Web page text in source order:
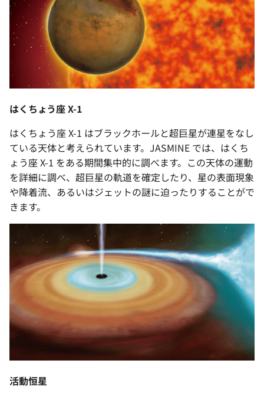
はくちょう座 X-1
はくちょう座 X-1 はブラックホールと超巨星が連星をなし
ている天体と考えられています。JASMINE では、はくち
ょう座 X-1 をある期間集中的に調べます。この天体の運動
を詳細に調べ、超巨星の軌道を確定したり、星の表面現象
や降着流、あるいはジェットの謎に迫ったりすることがで
きます。
活動恒星